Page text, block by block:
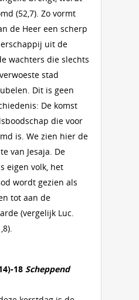
(52,7). Zo vormt
de Heer een scherp
uit de
wachters die slechts
stad
Dit is geen
De komst
die voor
is. We zien hier de
van Jesaja. De
eigen volk, het
wordt gezien als
tot aan de
(vergelijk Luc.
18 Scheppend